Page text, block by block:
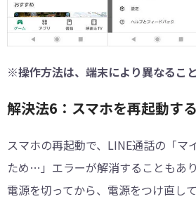
※操作方法は、端末により異なること
解決法6：スマホを再起動する
スマホの再起動で、LINE通話の「マ
ため…」エラーが解消することもあ
電源を切ってから、電源をつけ直し